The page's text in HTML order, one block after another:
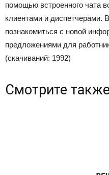
помощью встроенного чата
клиентами и диспетчерами.
познакомиться с новой
предложениями для
(cкачиваний: 1992)
Смотрите